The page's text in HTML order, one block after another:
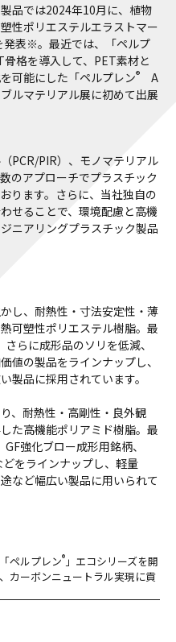
品では2024年10月に、植物
性ポリエステルエラストマー
発表※。最近では、「ペルプ
格を導入して、PET素材と
可能にした「ペルプレン®
A
ルマテリアル展に初めて出展
PCR/PIR）、モノマテリアル
のアプローチでプラスチック
ります。さらに、当社独自の
せることで、環境配慮と高機
ニアリングプラスチック製品
し、耐熱性・寸法安定性・薄
可塑性ポリエステル樹脂。最
らに成形品のソリを低減、
値の製品をラインナップし、
製品に採用されています。
、耐熱性・高剛性・良外観
た高機能ポリアミド樹脂。最
強化ブロー成形用銘柄、
をラインナップし、軽量
など幅広い製品に用いられて
ペルプレン® 」エコシリーズを開
カーボンニュートラル実現に貢